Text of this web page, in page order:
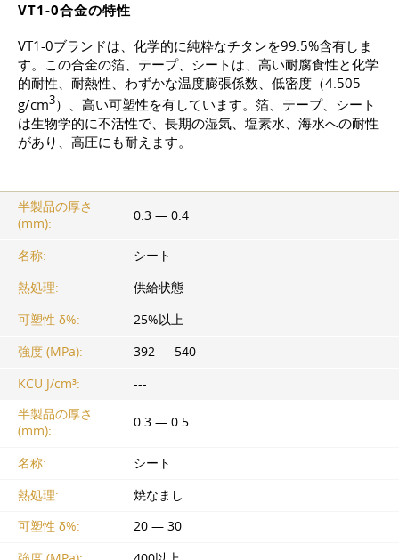
VT1-0合金の特性
VT1-0ブランドは、化学的に純粋なチタンを99.5%含有しま
す。この合金の箔、テープ、シートは、高い耐腐食性と化学
的耐性、耐熱性、わずかな温度膨張係数、低密度（4.505
g/cm3）、高い可塑性を有しています。箔、テープ、シート
は生物学的に不活性で、長期の湿気、塩素水、海水への耐性
があり、高圧にも耐えます。
半製品の厚さ
(mm):
0.3 — 0.4
名称:
シート
熱処理:
供給状態
可塑性 δ%:
25%以上
強度 (MPa):
392 — 540
KCU J/cm³:
---
半製品の厚さ
(mm):
0.3 — 0.5
名称:
シート
熱処理:
焼なまし
可塑性 δ%:
20 — 30